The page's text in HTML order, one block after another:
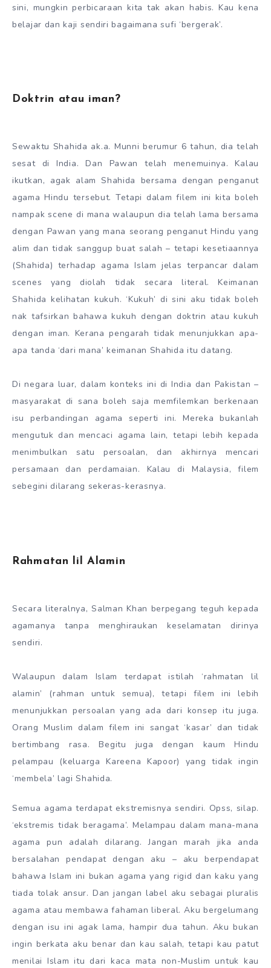
sini, mungkin perbicaraan kita tak akan habis. Kau kena
belajar dan kaji sendiri bagaimana sufi ‘bergerak’.
Doktrin atau iman?
Sewaktu Shahida ak.a. Munni berumur 6 tahun, dia telah
sesat di India. Dan Pawan telah menemuinya. Kalau
ikutkan, agak alam Shahida bersama dengan penganut
agama Hindu tersebut. Tetapi dalam filem ini kita boleh
nampak scene di mana walaupun dia telah lama bersama
dengan Pawan yang mana seorang penganut Hindu yang
alim dan tidak sanggup buat salah – tetapi kesetiaannya
(Shahida) terhadap agama Islam jelas terpancar dalam
scenes yang diolah tidak secara literal. Keimanan
Shahida kelihatan kukuh. ‘Kukuh’ di sini aku tidak boleh
nak tafsirkan bahawa kukuh dengan doktrin atau kukuh
dengan iman. Kerana pengarah tidak menunjukkan apa-
apa tanda ‘dari mana’ keimanan Shahida itu datang.
Di negara luar, dalam konteks ini di India dan Pakistan –
masyarakat di sana boleh saja memfilemkan berkenaan
isu perbandingan agama seperti ini. Mereka bukanlah
mengutuk dan mencaci agama lain, tetapi lebih kepada
menimbulkan satu persoalan, dan akhirnya mencari
persamaan dan perdamaian. Kalau di Malaysia, filem
sebegini dilarang sekeras-kerasnya.
Rahmatan lil Alamin
Secara literalnya, Salman Khan berpegang teguh kepada
agamanya tanpa menghiraukan keselamatan dirinya
sendiri.
Walaupun dalam Islam terdapat istilah ‘rahmatan lil
alamin’ (rahman untuk semua), tetapi filem ini lebih
menunjukkan persoalan yang ada dari konsep itu juga.
Orang Muslim dalam filem ini sangat ‘kasar’ dan tidak
bertimbang rasa. Begitu juga dengan kaum Hindu
pelampau (keluarga Kareena Kapoor) yang tidak ingin
‘membela’ lagi Shahida.
Semua agama terdapat ekstremisnya sendiri. Opss, silap.
‘ekstremis tidak beragama’. Melampau dalam mana-mana
agama pun adalah dilarang. Jangan marah jika anda
bersalahan pendapat dengan aku – aku berpendapat
bahawa Islam ini bukan agama yang rigid dan kaku yang
tiada tolak ansur. Dan jangan label aku sebagai pluralis
agama atau membawa fahaman liberal. Aku bergelumang
dengan isu ini agak lama, hampir dua tahun. Aku bukan
ingin berkata aku benar dan kau salah, tetapi kau patut
menilai Islam itu dari kaca mata non-Muslim untuk kau